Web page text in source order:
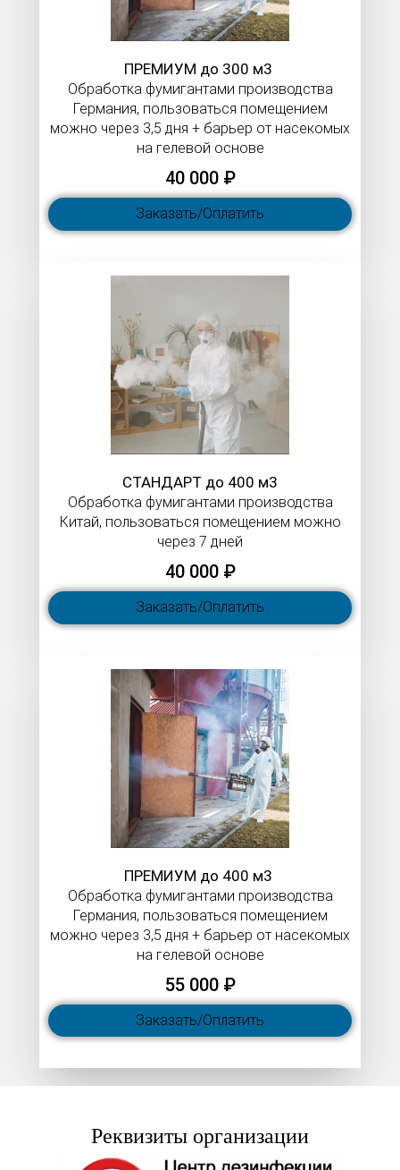
ПРЕМИУМ до 300 м3
Обработка фумигантами производства
Германия, пользоваться помещением
можно через 3,5 дня + барьер от насекомых
на гелевой основе
40 000 ₽
Заказать/Оплатить
СТАНДАРТ до 400 м3
Обработка фумигантами производства
Китай, пользоваться помещением можно
через 7 дней
40 000 ₽
Заказать/Оплатить
ПРЕМИУМ до 400 м3
Обработка фумигантами производства
Германия, пользоваться помещением
можно через 3,5 дня + барьер от насекомых
на гелевой основе
55 000 ₽
Заказать/Оплатить
Реквизиты организации